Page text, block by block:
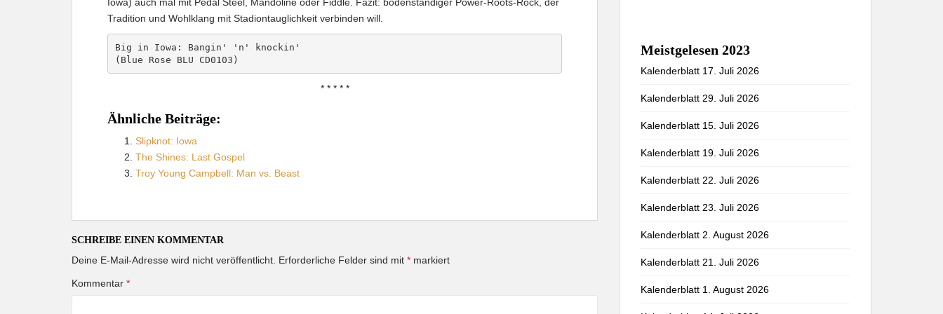
Tradition und Wohlklang mit Stadiontauglichkeit verbinden will.
Big in Iowa: Bangin' 'n' knockin'
(Blue Rose BLU CD0103)
* * * * *
Ähnliche Beiträge:
Slipknot: Iowa
The Shines: Last Gospel
Troy Young Campbell: Man vs. Beast
SCHREIBE EINEN KOMMENTAR
Deine E-Mail-Adresse wird nicht veröffentlicht. Erforderliche Felder sind mit * markiert
Kommentar *
Meistgelesen 2023
Kalenderblatt 17. Juli 2026
Kalenderblatt 29. Juli 2026
Kalenderblatt 15. Juli 2026
Kalenderblatt 19. Juli 2026
Kalenderblatt 22. Juli 2026
Kalenderblatt 23. Juli 2026
Kalenderblatt 2. August 2026
Kalenderblatt 21. Juli 2026
Kalenderblatt 1. August 2026